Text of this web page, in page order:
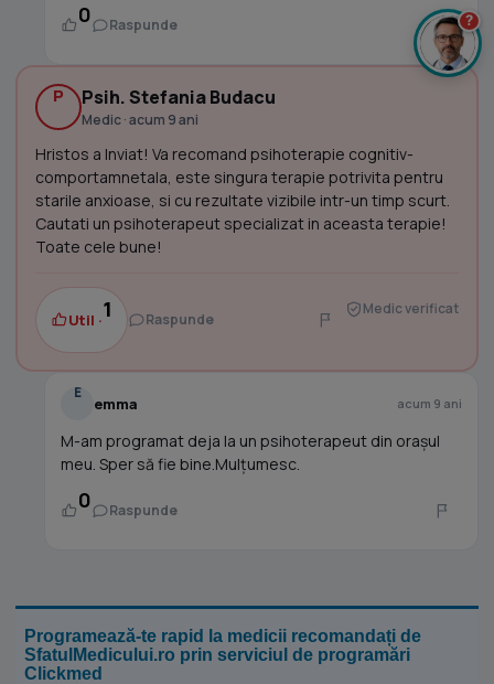
0 Raspunde
P Psih. Stefania Budacu
Medic · acum 9 ani
Hristos a Inviat! Va recomand psihoterapie cognitiv-
comportamnetala, este singura terapie potrivita pentru
starile anxioase, si cu rezultate vizibile intr-un timp scurt.
Cautati un psihoterapeut specializat in aceasta terapie!
Toate cele bune!
Util ·1 Raspunde
Medic verificat
E
emma acum 9 ani
M-am programat deja la un psihoterapeut din orașul
meu. Sper să fie bine.Mulțumesc.
0 Raspunde
Programează-te rapid la medicii recomandați de
SfatulMedicului.ro prin serviciul de programări
Clickmed
?